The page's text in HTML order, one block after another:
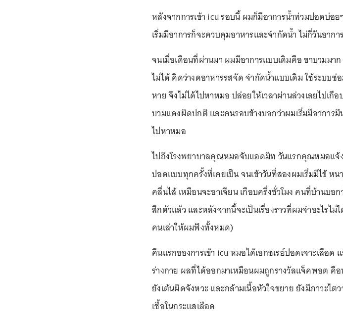
หลังจากการเข้า icu รอบนี้ ผมก็มีอาการน้ำท่วมปอดบ่อ
เริ่มมีอาการก็จะควบคุมอาหารและจำกัดน้ำ ไม่กี่วันอากา
จนเมื่อเดือนที่ผ่านมา ผมมีอาการแบบเดิมคือ ขาบวมมา
ไม่ได้ คิดว่างดอาหารรสจัด จำกัดน้ำแบบเดิม ใช้ระบบซ่
หาย จึงไม่ได้ไปหาหมอ ปล่อยให้เวลาผ่านล่วงเลยไปเกื
บวมแดงผิดปกติ และคนรอบข้างบอกว่าผมเริ่มมีอาการ
ไปหาหมอ
ไปถึงโรงพยาบาลคุณหมอจับแอดมิท วันแรกคุณหมอแจ้
ปอดแบบทุกครั้งที่เคยเป็น จนเข้าวันที่สองผมเริ่มมีไข้ ห
คลื่นไส้ เหมือนจะอาเจียน เกือบครึ่งชั่วโมง คนที่บ้านบอ
สึกตัวแล้ว และหลังจากนี้จะเป็นเรื่องราวที่ผมจำอะไรไม่
คนเล่าให้ผมฟังทั้งหมด)
คืนแรกของการเข้า icu หมอได้เอกซเรย์ปอดเจาะเลือด
ร่างกาย ผลที่ได้ออกมาเหมือนผมถูกรางวัลแจ็คพอต คื
ยังเต้นผิดจังหวะ และกล้ามเนื้อหัวใจขยาย ยังมีภาวะไต
เชื้อในกระแสเลือด